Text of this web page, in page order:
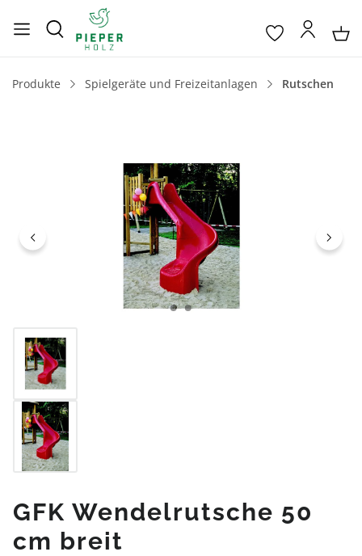
Produkte Spielgeräte und Freizeitanlagen Rutschen
GFK Wendelrutsche 50
cm breit